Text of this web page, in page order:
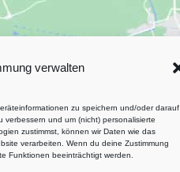
verwalten
zu speichern und/oder darauf
verbessern und um (nicht) personalisierte
zustimmst, können wir Daten wie das
verarbeiten. Wenn du deine Zustimmung
Funktionen beeinträchtigt werden.